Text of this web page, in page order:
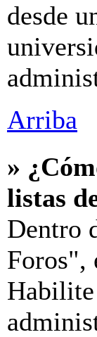
desde
Arriba
»
listas
Dentro
Foros",